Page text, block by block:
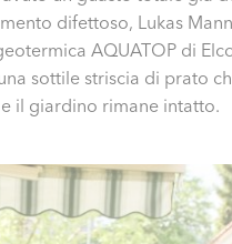
difettoso, Lukas
AQUATOP di
sottile striscia di prato
il giardino rimane intatto.